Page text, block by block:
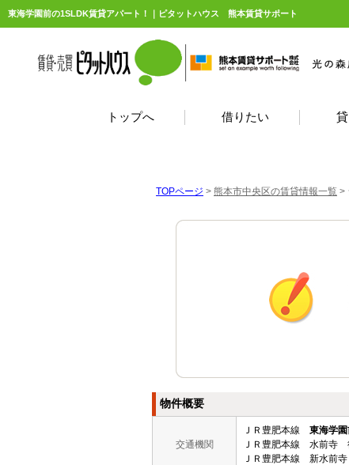
東海学園前の1SLDK賃貸アパート！｜ピタットハウス 熊本賃貸サポート
トップへ 借りたい
TOPページ > 熊本市中央区の賃貸情報一覧 >
物件概要
交通機関
ＪＲ豊肥本線 東海学
ＪＲ豊肥本線 水前寺
ＪＲ豊肥本線 新水前